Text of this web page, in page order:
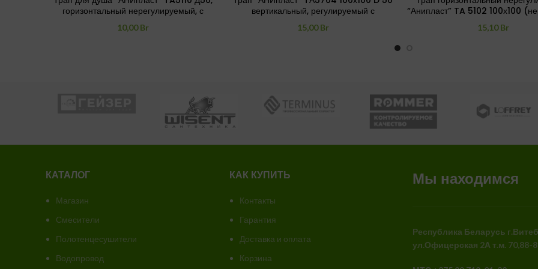
горизонтальный нерегулируемый, с
гидрозатвором, с решёткой из пластика
150*150 ммСтрана производства: Россия
10,00Br
вертикальный, регулируемый с
пластиковой решеткой
15,00Br
“Анипласт” TA 5102 100х100
15,10Br
КАТАЛОГ
Магазин
Смесители
Полотенцесушители
Водопровод
КАК КУПИТЬ
Контакты
Гарантия
Доставка и оплата
Корзина
Мы находимся
Республика Беларусь
ул.Офицерская 2А т.м. 70,88-